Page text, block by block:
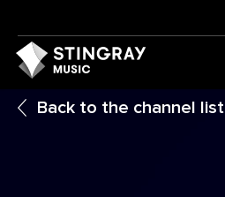
Back to the channel list